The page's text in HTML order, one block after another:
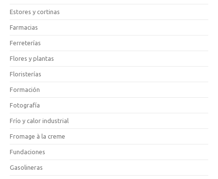
Estores y cortinas
Farmacias
Ferreterías
Flores y plantas
Floristerías
Formación
Fotografía
Frío y calor industrial
Fromage à la creme
Fundaciones
Gasolineras